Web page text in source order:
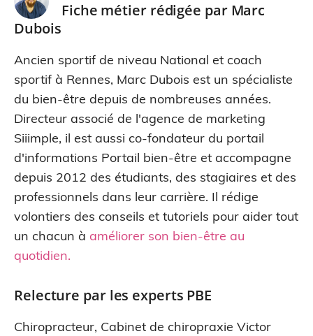
Fiche métier rédigée par Marc
Dubois
Ancien sportif de niveau National et coach
sportif à Rennes, Marc Dubois est un spécialiste
du bien-être depuis de nombreuses années.
Directeur associé de l'agence de marketing
Siiimple, il est aussi co-fondateur du portail
d'informations Portail bien-être et accompagne
depuis 2012 des étudiants, des stagiaires et des
professionnels dans leur carrière. Il rédige
volontiers des conseils et tutoriels pour aider tout
un chacun à améliorer son bien-être au
quotidien.
Relecture par les experts PBE
Chiropracteur, Cabinet de chiropraxie Victor